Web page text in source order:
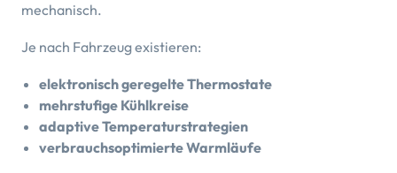
mechanisch.
Je nach Fahrzeug existieren:
elektronisch geregelte Thermostate
mehrstufige Kühlkreise
adaptive Temperaturstrategien
verbrauchsoptimierte Warmläufe